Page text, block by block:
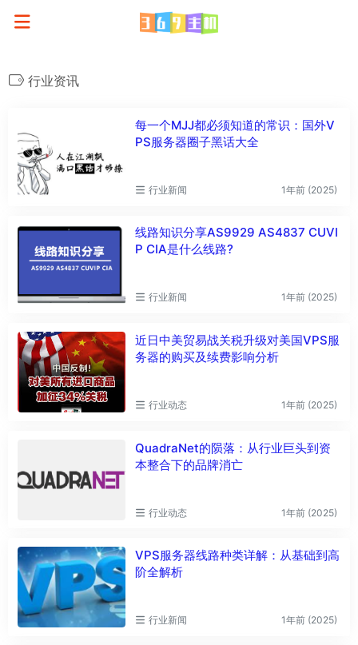
行业资讯
每一个MJJ都必须知道的常识：国外V
PS服务器圈子黑话大全
行业新闻 1年前 (2025)
线路知识分享AS9929 AS4837 CUVI
P CIA是什么线路?
行业新闻 1年前 (2025)
近日中美贸易战关税升级对美国VPS服
务器的购买及续费影响分析
行业动态 1年前 (2025)
QuadraNet的陨落：从行业巨头到资
本整合下的品牌消亡
行业动态 1年前 (2025)
VPS服务器线路种类详解：从基础到高
阶全解析
行业新闻 1年前 (2025)